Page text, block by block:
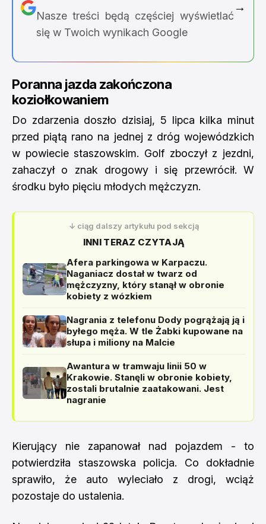
Nasze treści będą częściej wyświetlać
się w Twoich wynikach Google
→
Poranna jazda zakończona
koziołkowaniem
Do zdarzenia doszło dzisiaj, 5 lipca kilka minut
przed piątą rano na jednej z dróg wojewódzkich
w powiecie staszowskim. Golf zboczył z jezdni,
zahaczył o znak drogowy i się przewrócił. W
środku było pięciu młodych mężczyzn.
↓ ciąg dalszy artykułu pod sekcją
INNI TERAZ CZYTAJĄ
Afera parkingowa w Karpaczu.
Naganiacz dostał w twarz od
mężczyzny, który stanął w obronie
kobiety z wózkiem
Nagrania z telefonu Dody pogrążają ją i
byłego męża. W tle Żabki kupowane na
słupa i miliony na Malcie
Awantura w tramwaju linii 50 w
Krakowie. Stanęli w obronie kobiety,
zostali brutalnie zaatakowani. Jest
nagranie
Kierujący nie zapanował nad pojazdem - to
potwierdziła staszowska policja. Co dokładnie
sprawiło, że auto wyleciało z drogi, wciąż
pozostaje do ustalenia.